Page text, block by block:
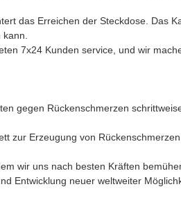
das Erreichen der Steckdose. Das
7x24 Kunden service, und wir
gegen Rückenschmerzen
zur Erzeugung von Rückenschmerzen.
wir uns nach besten Kräften
Entwicklung neuer weltweiter